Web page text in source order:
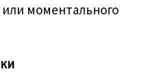
моментального